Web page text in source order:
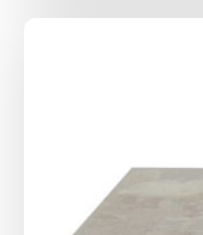
2081 ₴.
1353 ₴.